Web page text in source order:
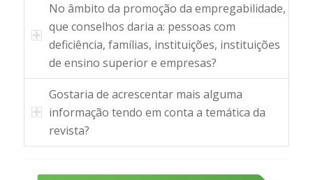
No âmbito da promoção da empregabilidade,
que conselhos daria a: pessoas com
deficiência, famílias, instituições, instituições
de ensino superior e empresas?
Gostaria de acrescentar mais alguma
informação tendo em conta a temática da
revista?